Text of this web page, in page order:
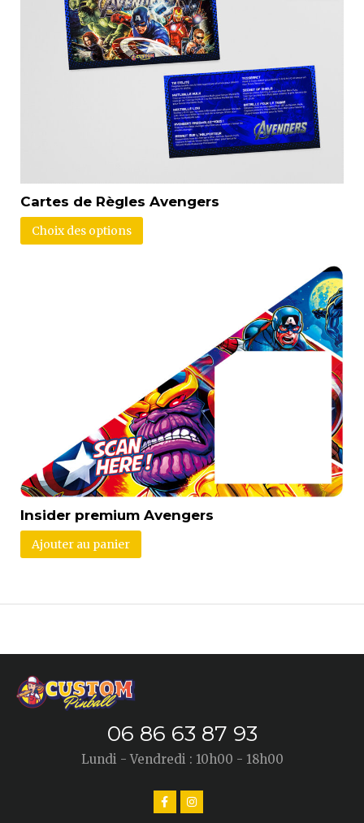
Cartes de Règles Avengers
Choix des options
Insider premium Avengers
Ajouter au panier
06 86 63 87 93
Lundi - Vendredi : 10h00 - 18h00